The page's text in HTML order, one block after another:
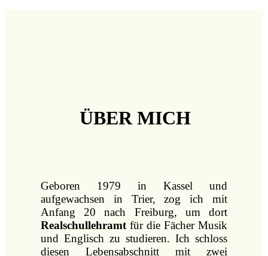
ÜBER MICH
Geboren 1979 in Kassel und
aufgewachsen in Trier, zog ich mit
Anfang 20 nach Freiburg, um dort
Realschullehramt für die Fächer Musik
und Englisch zu studieren. Ich schloss
diesen Lebensabschnitt mit zwei